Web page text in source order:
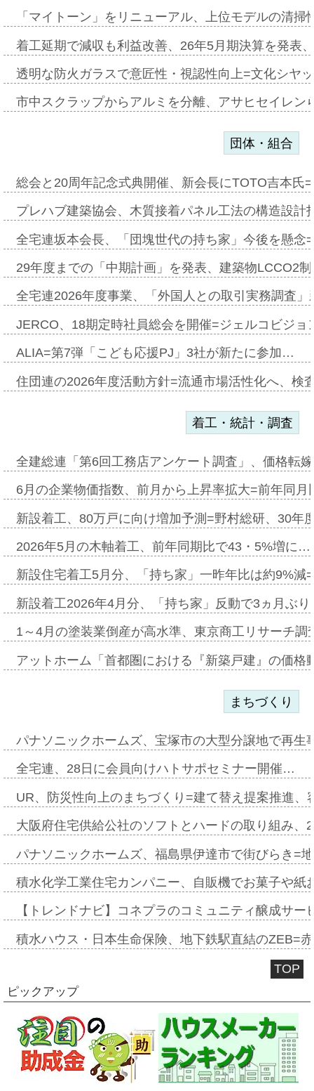
「マイトーン」をリニューアル、上位モデルの清
着工延期で減収も利益改善、26年5月期決算を発表
透明な防火ガラスで意匠性・視認性向上=文化シヤ
市中スクラップからアルミを分離、アサヒセイレ
団体・組合
総会と20周年記念式典開催、新会長にTOTO吉本氏
プレハブ建築協会、木質接着パネル工法の構造設
全宅連坂本会長、「団塊世代の持ち家」今後を懸
29年度までの「中期計画」を発表、建築物LCCO2
全宅連2026年度事業、「外国人との取引実務調査
JERCO、18期定時社員総会を開催=ジェルコビジ
ALIA=第7弾「こども応援PJ」3社が新たに参加…
住団連の2026年度活動方針=流通市場活性化へ、検
着工・統計・調査
全建総連「第6回工務店アンケート調査」、価格転
6月の企業物価指数、前月から上昇率拡大=前年同
新設着工、80万戸に向け増加予測=野村総研、30年
2026年5月の木軸着工、前年同期比で43・5%増に…
新設住宅着工5月分、「持ち家」一昨年比は約9%
新設着工2026年4月分、「持ち家」反動で3ヵ月ぶ
1～4月の塗装業倒産が高水準、東京商工リサーチ
アットホーム「首都圏における『新築戸建』の価
まちづくり
パナソニックホームズ、宝塚市の大型分譲地で再
全宅連、28日に会員向けハトサポセミナー開催…
UR、防災性向上のまちづくり=建て替え提案推進
大阪府住宅供給公社のソフトとハードの取り組み
パナソニックホームズ、福島県伊達市で街びらき=
積水化学工業住宅カンパニー、自販機でお菓子や
【トレンドナビ】コネプラのコミュニティ醸成サ
積水ハウス・日本生命保険、地下鉄駅直結のZEB=
TOP
ピックアップ